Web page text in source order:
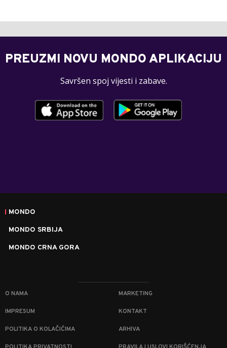
PREUZMI NOVU MONDO APLIKACIJU
Savršen spoj vijesti i zabave.
MONDO
MONDO SRBIJA
MONDO CRNA GORA
O NAMA MARKETING
IMPRESUM KONTAKT
POLITIKA O KOLAČIĆIMA ARHIVA